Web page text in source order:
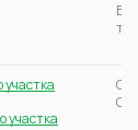
участка